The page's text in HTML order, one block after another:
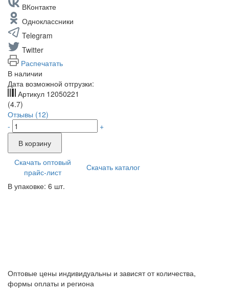
ВКонтакте
Одноклассники
Telegram
Twitter
Распечатать
В наличии
Дата возможной отгрузки:
Артикул 12050221
(4.7)
Отзывы (12)
-
+
В корзину
Скачать оптовый
прайс-лист
Скачать каталог
В упаковке: 6 шт.
Оптовые цены индивидуальны и зависят от количества,
формы оплаты и региона